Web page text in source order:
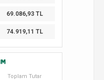
69.086,93 TL
74.919,11 TL
Toplam Tutar